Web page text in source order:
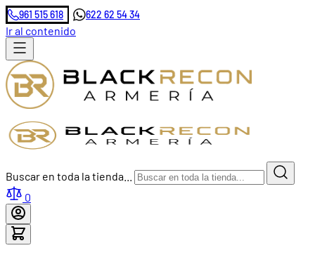
961 515 618 622 62 54 34
Ir al contenido
Buscar en toda la tienda...
0